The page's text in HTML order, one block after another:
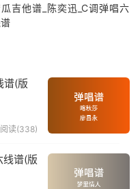
吉他谱_陈奕迅_C调弹唱六
谱(版
阅读(338)
线谱(版